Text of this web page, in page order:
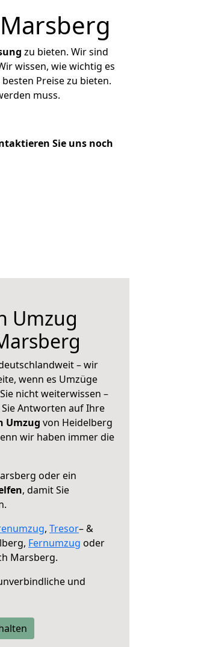
zu bieten. Wir sind
wissen, wie wichtig es
Preise zu bieten.
muss.
Sie uns noch
Umzug
– wir
wenn es Umzüge
nicht weiterwissen –
Antworten auf Ihre
Umzug von Heidelberg
wir haben immer die
oder ein
, damit Sie
, Tresor– &
Fernumzug oder
Marsberg.
und